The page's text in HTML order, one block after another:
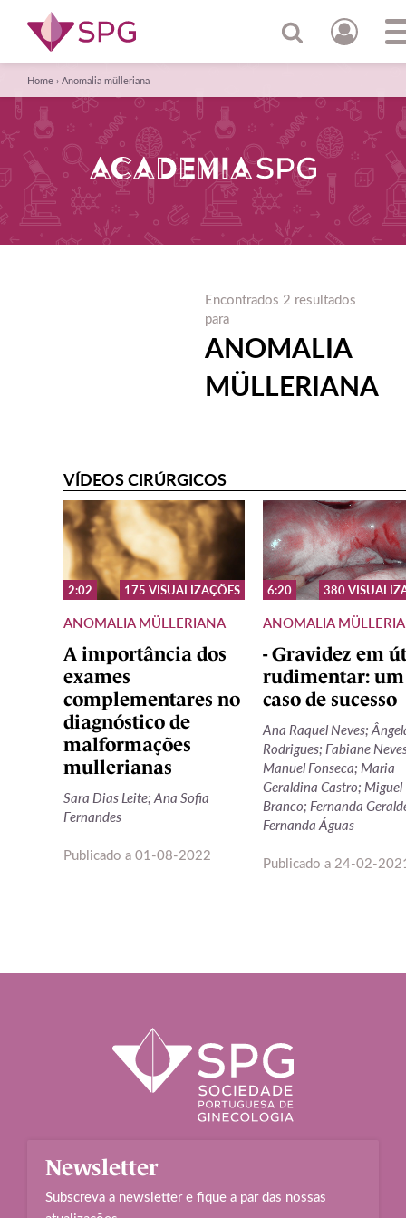
Home › Anomalia mülleriana
Encontrados 2 resultados
para
ANOMALIA
MÜLLERIANA
VÍDEOS
CIRÚRGICOS
VÍDEOS CIRÚRGICOS
2:02 175 VISUALIZAÇÕES
ANOMALIA MÜLLERIANA
A importância dos
exames
complementares no
diagnóstico de
malformações
mullerianas
Sara Dias Leite; Ana Sofia
Fernandes
Publicado a 01-08-2022
6:20 380
ANOMALIA
- Gravidez em
rudimentar: um
caso de sucesso
Ana Raquel Neves;
Rodrigues; Fabiane
Manuel Fonseca; Maria
Geraldina Castro; Miguel
Branco; Fernanda
Fernanda Águas
Publicado a 24-02-
Newsletter
Subscreva a newsletter e fique a par das nossas